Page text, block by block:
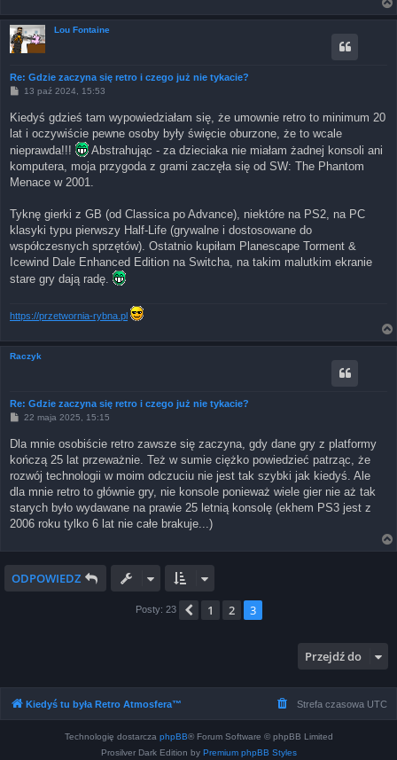
Lou Fontaine
Re: Gdzie zaczyna się retro i czego już nie tykacie?
P
t
13 paź 2024, 15:53
Kiedyś gdzieś tam wypowiedziałam się, że umownie retro to minimum 20
lat i oczywiście pewne osoby były święcie oburzone, że to wcale
nieprawda!!!
Abstrahując - za dzieciaka nie miałam żadnej konsoli ani
komputera, moja przygoda z grami zaczęła się od SW: The Phantom
Menace w 2001.
Tyknę gierki z GB (od Classica po Advance), niektóre na PS2, na PC
klasyki typu pierwszy Half-Life (grywalne i dostosowane do
współczesnych sprzętów). Ostatnio kupiłam Planescape Torment &
Icewind Dale Enhanced Edition na Switcha, na takim malutkim ekranie
stare gry dają radę.
https://przetwornia-rybna.pl
Raczyk
Re: Gdzie zaczyna się retro i czego już nie tykacie?
P
t
22 maja 2025, 15:15
Dla mnie osobiście retro zawsze się zaczyna, gdy dane gry z platformy
kończą 25 lat przeważnie. Też w sumie ciężko powiedzieć patrząc, że
rozwój technologii w moim odczuciu nie jest tak szybki jak kiedyś. Ale
dla mnie retro to głównie gry, nie konsole ponieważ wiele gier nie aż tak
starych było wydawane na prawie 25 letnią konsolę (ekhem PS3 jest z
2006 roku tylko 6 lat nie całe brakuje...)
ODPOWIEDZ
Posty: 23 Poprzednia
1 2 3
Przejdź do
Kiedyś tu była Retro Atmosfera™ Strefa czasowa UTC
Technologię dostarcza phpBB® Forum Software © phpBB Limited
Prosilver Dark Edition by Premium phpBB Styles